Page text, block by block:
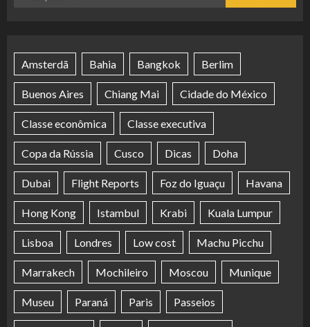
Amsterdã Bahia Bangkok Berlim
Buenos Aires Chiang Mai Cidade do México
Classe econômica Classe executiva
Copa da Rússia Cusco Dicas Doha
Dubai Flight Reports Foz do Iguaçu Havana
Hong Kong Istambul Krabi Kuala Lumpur
Lisboa Londres Low cost Machu Picchu
Marrakech Mochileiro Moscou Munique
Museu Paraná Paris Passeios